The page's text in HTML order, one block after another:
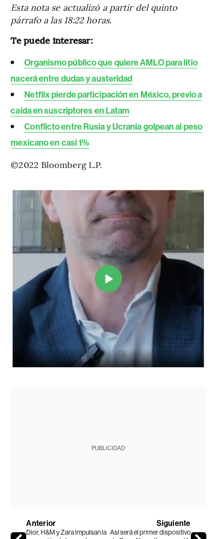
Esta nota se actualizó a partir del quinto
párrafo a las 18:22 horas.
Te puede interesar:
Organismo público que quiere AMLO para litio
nacerá entre dudas y austeridad
Netflix pierde participación en México, previo a
caída en suscriptores en Latam
Conflicto entre Rusia y Ucrania golpean al peso
mexicano en casi 1%
©2022 Bloomberg L.P.
PUBLICIDAD
Anterior
Dior, H&M y Zara impulsan la
Siguiente
Así será el primer dispositivo